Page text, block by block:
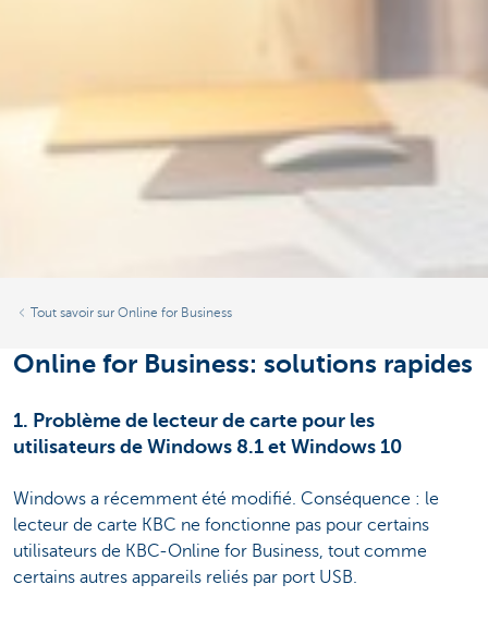
Tout savoir sur Online for Business
Online for Business: solutions rapides
1. Problème de lecteur de carte pour les
utilisateurs de Windows 8.1 et Windows 10
Windows a récemment été modifié. Conséquence : le
lecteur de carte KBC ne fonctionne pas pour certains
utilisateurs de KBC-Online for Business, tout comme
certains autres appareils reliés par port USB.